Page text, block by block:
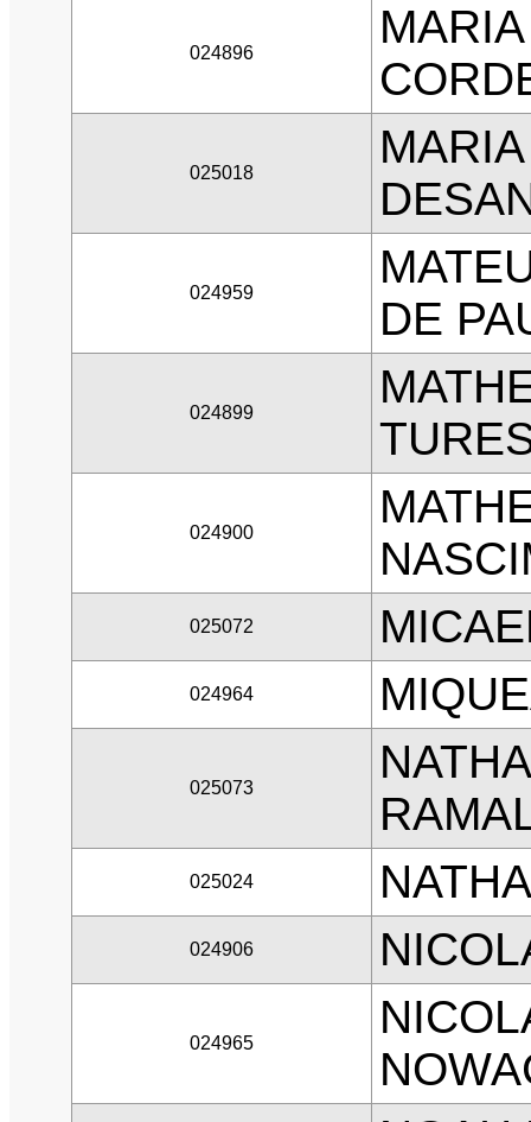
024896
025018
024959
DE
024899
024900
025072
024964
025073
025024
024906
024965